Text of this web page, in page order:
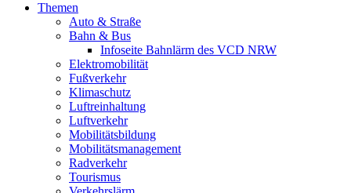
Themen
Auto & Straße
Bahn & Bus
Infoseite Bahnlärm des VCD NRW
Elektromobilität
Fußverkehr
Klimaschutz
Luftreinhaltung
Luftverkehr
Mobilitätsbildung
Mobilitätsmanagement
Radverkehr
Tourismus